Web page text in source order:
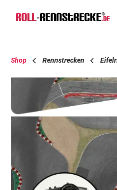
Shop Rennstrecken